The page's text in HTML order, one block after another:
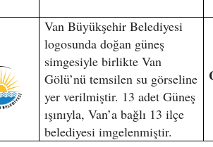
Van Büyükşehir Belediyesi
logosunda doğan güneş
simgesiyle birlikte Van
Gölü’nü temsilen su görseline
yer verilmiştir. 13 adet Güneş
ışınıyla, Van’a bağlı 13 ilçe
belediyesi imgelenmiştir.